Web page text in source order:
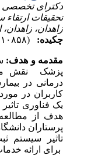
دکترای تخصصی
تحقیقات ارتقاء
زاهدان، زاهدان،
چکیده:
مقدمه و هدف:
پزشک نقش
درمانی در
کاربران در مورد
یک فناوری
هدف از مطالعه
پرستاران
تاثیر سیستم
برای ارائه